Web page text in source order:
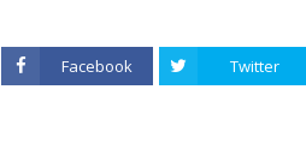
Facebook Twitter